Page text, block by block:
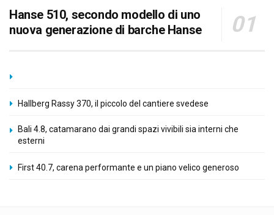
Hanse 510, secondo modello di uno
nuova generazione di barche Hanse
Hallberg Rassy 370, il piccolo del cantiere svedese
Bali 4.8, catamarano dai grandi spazi vivibili sia interni che
esterni
First 40.7, carena performante e un piano velico generoso